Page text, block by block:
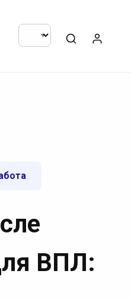
ВПЛ: